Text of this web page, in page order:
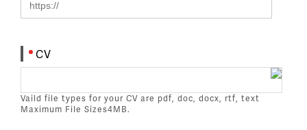
CV
Vaild file types for your CV are pdf, doc, docx, rtf, text
Maximum File Sizes4MB.